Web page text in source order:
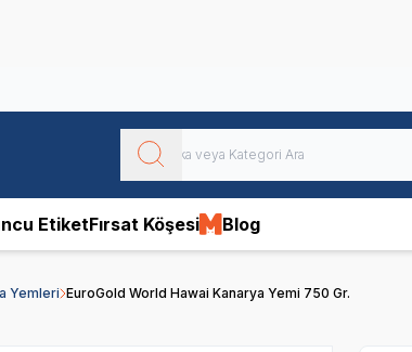
EtiketFırsat Köşesi Blog
Yemleri EuroGold World Hawai Kanarya Yemi 750 Gr.